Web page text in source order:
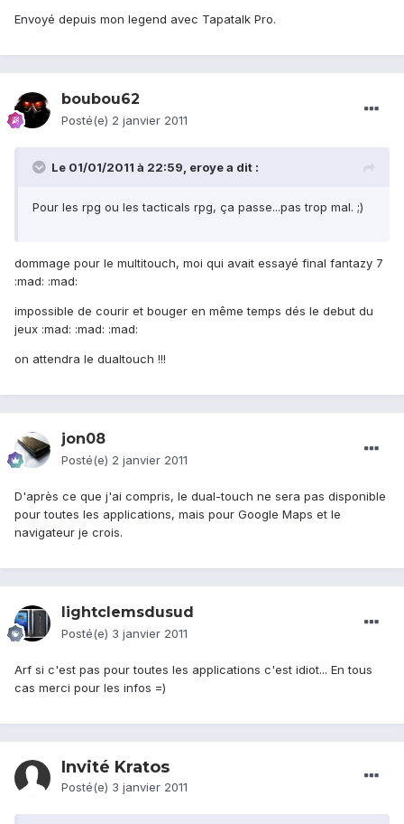
Envoyé depuis mon legend avec Tapatalk Pro.
boubou62
Posté(e) 2 janvier 2011
Le 01/01/2011 à 22:59, eroye a dit :
Pour les rpg ou les tacticals rpg, ça passe...pas trop mal. ;)
dommage pour le multitouch, moi qui avait essayé final fantazy 7
:mad: :mad:
impossible de courir et bouger en même temps dés le debut du
jeux :mad: :mad: :mad:
on attendra le dualtouch !!!
jon08
Posté(e) 2 janvier 2011
D'après ce que j'ai compris, le dual-touch ne sera pas disponible
pour toutes les applications, mais pour Google Maps et le
navigateur je crois.
lightclemsdusud
Posté(e) 3 janvier 2011
Arf si c'est pas pour toutes les applications c'est idiot... En tous
cas merci pour les infos =)
Invité Kratos
Posté(e) 3 janvier 2011